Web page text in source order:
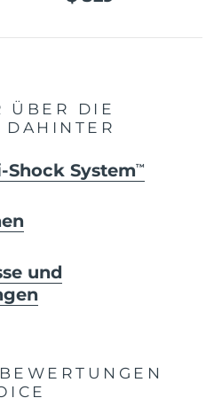
ÜBER DIE
DAHINTER
SystemTM
und